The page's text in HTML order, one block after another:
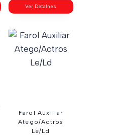
Ver Detalhes
Farol Auxiliar
Atego/Actros
Le/Ld